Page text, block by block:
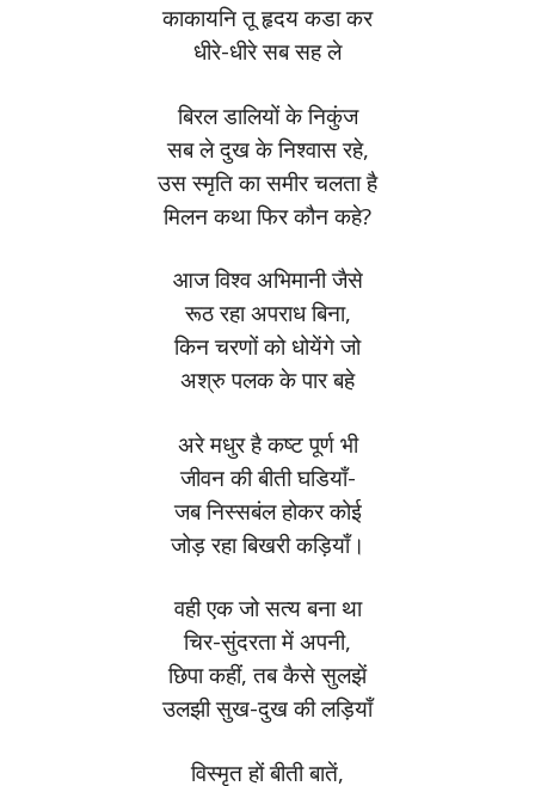
काकायनि तू हृदय कडा कर
धीरे-धीरे सब सह ले
बिरल डालियों के निकुंज
सब ले दुख के निश्वास रहे,
उस स्मृति का समीर चलता है
मिलन कथा फिर कौन कहे?
आज विश्व अभिमानी जैसे
रूठ रहा अपराध बिना,
किन चरणों को धोयेंगे जो
अश्रु पलक के पार बहे
अरे मधुर है कष्ट पूर्ण भी
जीवन की बीती घडियाँ-
जब निस्सबंल होकर कोई
जोड़ रहा बिखरी कड़ियाँ।
वही एक जो सत्य बना था
चिर-सुंदरता में अपनी,
छिपा कहीं, तब कैसे सुलझें
उलझी सुख-दुख की लड़ियाँ
विस्मृत हों बीती बातें,